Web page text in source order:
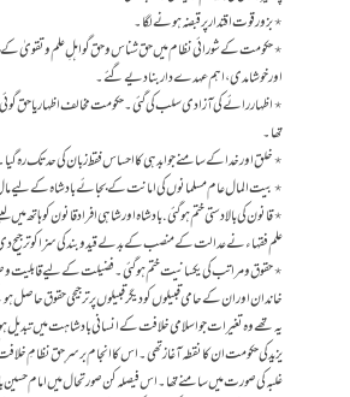
٭ بزورقوت اقتدار پر قبضہ ہونے لگا۔
٭ حکومت کے شورائی نظام میں حق شناس و حق گو اہلِ علم وتقویٰ
اور خوشامدی، اہم عہدے دار بنادیے گئے۔
٭ اظہار رائے کی آزادی سلب کی گئی۔ حکومت مخالف اظہار یا حق گوئی
تھا۔
٭ خلق اور خدا کے سامنے جوابدہی کا احساس فقط زبان کی حدتک رہ
٭ بیت المال عام مسلمانوں کی امانت کے بجائے بادشاہ کے
٭ قانون کی بالادستی ختم ہوگئی. بادشاہ اور شاہی افراد قانون کو ہاتھ
علم فقہاء نے عدالت کے منصب کے بدلے قیدو بند کی سزا کو ترجیح
٭ حقوق و مراتب کی یکسانیت ختم ہوگئی۔ فضیلت کے لیے قابلیت و
خاندان اور ان کے حامی قبیلوں کو دیگر قبیلوں پر ترجیحی حقوق حاصل
یہ تھے وہ تغیرات جو اسلامی خلافت کے انسانی بادشاہت میں
یزید کی حکومت ان کا نقطہ آغاز تھی۔ اس کا انجام برسرِحق نظامِ
غلبہ کی صورت میں سامنے تھا۔ اس فیصلہ کن صورتحال میں امام